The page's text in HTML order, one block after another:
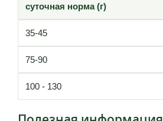
суточная норма (г)
35-45
75-90
100 - 130